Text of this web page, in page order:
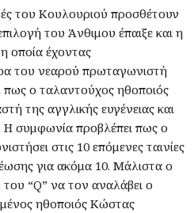
του Κουλουριού προσθέτουν
του Άνθιμου έπαιξε και η
οποία έχοντας
του νεαρού πρωταγωνιστή
πως ο ταλαντούχος ηθοποιός
της αγγλικής ευγένειας και
Η συμφωνία προβλέπει πως ο
στις 10 επόμενες ταινίες
για ακόμα 10. Μάλιστα ο
“Q” να τον αναλάβει ο
ηθοποιός Κώστας